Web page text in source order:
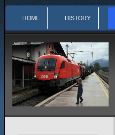
HOME HISTORY